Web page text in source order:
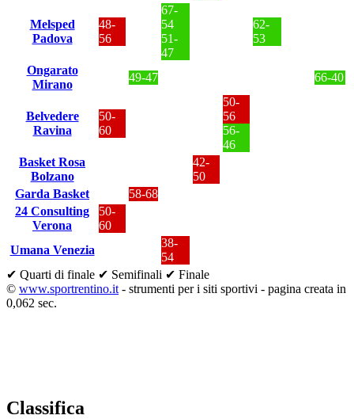
Melsped
Padova
48-
56
67-
54
51-
47
62-
53
Ongarato
Mirano
49-47 66-40
Belvedere
Ravina
50-
60
50-
56
56-
46
Basket Rosa
Bolzano
42-
50
Garda Basket
58-68
24 Consulting
Verona
50-
60
Umana Venezia
38-
54
✔ Quarti di finale ✔ Semifinali ✔ Finale
© www.sportrentino.it - strumenti per i siti sportivi - pagina creata in
0,062 sec.
Classifica